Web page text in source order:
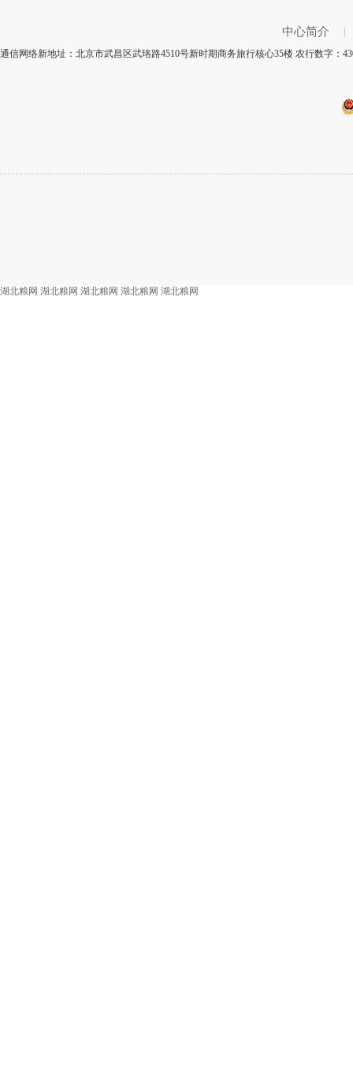
中心简介
通信网络新地址：北京市武昌区武珞路4510号新时期商务旅行核心35楼 农行数字：
湖北粮网 湖北粮网 湖北粮网 湖北粮网 湖北粮网